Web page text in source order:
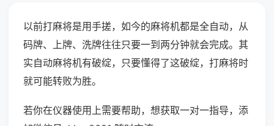
以前打麻将是用手搓，如今的麻将机都是全自动，从
码牌、上牌、洗牌往往只要一到两分钟就会完成。其
实自动麻将机有破绽，只要懂得了这破绽，打麻将时
就可能转败为胜。
若你在仪器使用上需要帮助，想获取一对一指导，添